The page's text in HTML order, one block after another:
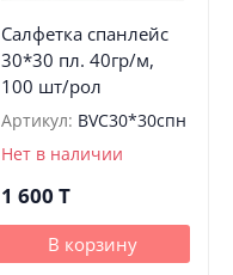
Салфетка спанлейс
30*30 пл. 40гр/м,
100 шт/рол
Артикул: BVС30*30спн
Нет в наличии
1 600 T
В корзину